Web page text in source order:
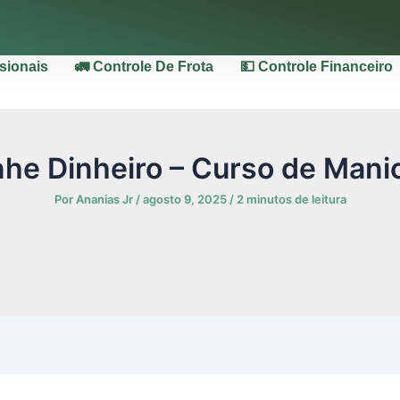
🚛 Controle De Frota 💵 Controle Financeiro
Dinheiro – Curso de
PorAnanias Jr /agosto 9, 2025 / 2 minutos de leitura